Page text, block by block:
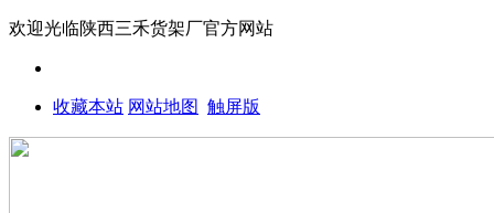
欢迎光临陕西三禾货架厂官方网站
收藏本站 网站地图 触屏版